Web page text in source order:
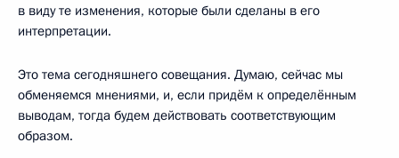
в виду те изменения, которые были сделаны в его
интерпретации.
Это тема сегодняшнего совещания. Думаю, сейчас мы
обменяемся мнениями, и, если придём к определённым
выводам, тогда будем действовать соответствующим
образом.